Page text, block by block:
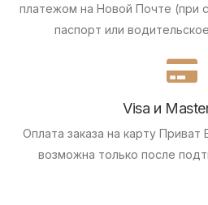
платежом на Новой Почте (при
паспорт или
Visa и
Оплата заказа на карту Приват
возможна только после